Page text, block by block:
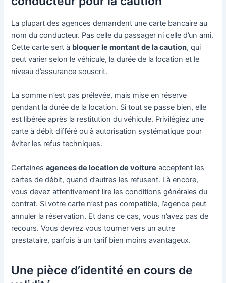
La plupart des agences demandent une carte bancaire au
nom du conducteur. Pas celle du passager ni celle d’un ami.
Cette carte sert à bloquer le montant de la caution, qui
peut varier selon le véhicule, la durée de la location et le
niveau d’assurance souscrit.
La somme n’est pas prélevée, mais mise en réserve
pendant la durée de la location. Si tout se passe bien, elle
est libérée après la restitution du véhicule. Privilégiez une
carte à débit différé ou à autorisation systématique pour
éviter les refus techniques.
Certainesagences de location de voiture acceptent les
cartes de débit, quand d’autres les refusent. Là encore,
vous devez attentivement lire les conditions générales du
contrat. Si votre carte n’est pas compatible, l’agence peut
annuler la réservation. Et dans ce cas, vous n’avez pas de
recours. Vous devrez vous tourner vers un autre
prestataire, parfois à un tarif bien moins avantageux.
Une pièce d’identité en cours de